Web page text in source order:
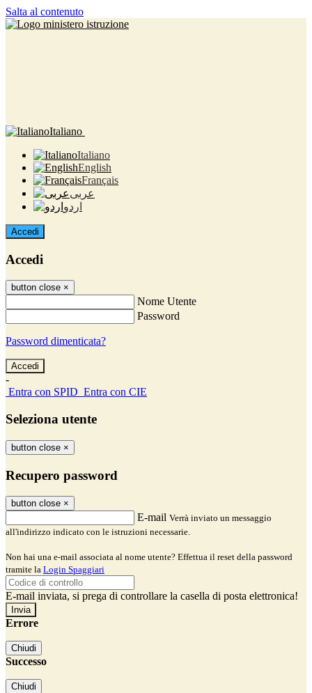
Salta al contenuto
Italiano
Italiano
English
Français
عربى
اردو
Accedi
Accedi
button close ×
Nome Utente
Password
Password dimenticata?
-
Entra con SPID Entra con CIE
Seleziona utente
button close ×
Recupero password
button close ×
E-mail Verrà inviato un messaggio
all'indirizzo indicato con le istruzioni necessarie.
Non hai una e-mail associata al nome utente? Effettua il reset della password
tramite la Login Spaggiari
E-mail inviata, si prega di controllare la casella di posta elettronica!
Errore
Chiudi
Successo
Chiudi